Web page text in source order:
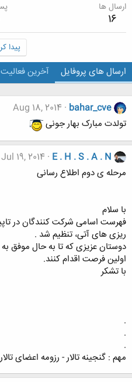
ارسال ها
16
پیدا
ارسال های پروفایل آخرین فعالیت
bahar_cve
Aug 18, 2014
تولدت مبارک بهار جونی
E . H . S . A . N
Jul 19, 2014
مرحله ی دوم اطلاع رسانی
با سلام
فهرست اسامی شرکت کنندگان در
ریزی های آتی، تنظیم شد .
دوستان عزیزی که تا به حال موفق
اولین فرصت اقدام کنند.
با تشکر
.
.
.
مهم : گنجینه تالار - رزومه اعضای